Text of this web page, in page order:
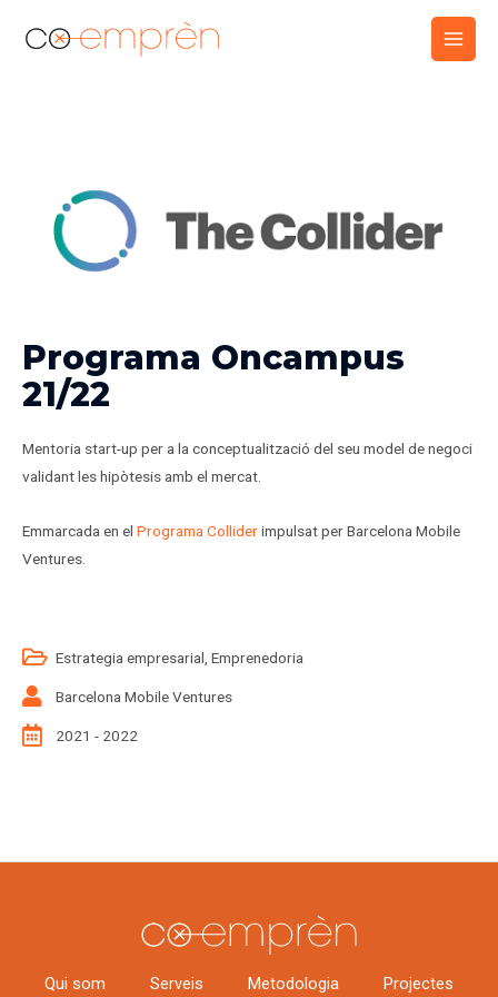
Main
Menu
Programa Oncampus
21/22
Mentoria start-up per a la conceptualització del seu model de negoci
validant les hipòtesis amb el mercat.
Emmarcada en el Programa Colliderimpulsat per Barcelona Mobile
Ventures.
Estrategia empresarial Emprenedoria
Barcelona Mobile Ventures
2021 - 2022
Qui som Serveis Metodologia Projectes